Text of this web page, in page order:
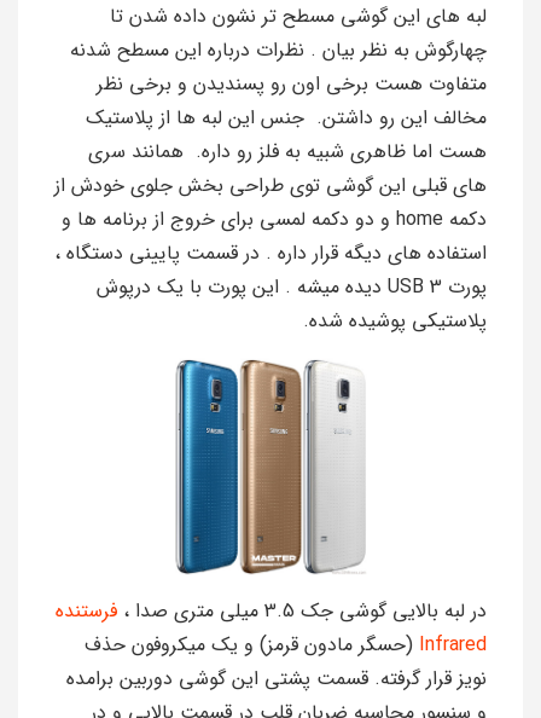
لبه های این گوشی مسطح تر نشون داده شدن تا
چهارگوش به نظر بیان . نظرات درباره این مسطح شدنه
متفاوت هست برخی اون رو پسندیدن و برخی نظر
مخالف این رو داشتن. جنس این لبه ها از پلاستیک
هست اما ظاهری شبیه به فلز رو داره. همانند سری
های قبلی این گوشی توی طراحی بخش جلوی خودش از
دکمه home و دو دکمه لمسی برای خروج از برنامه ها و
استفاده های دیگه قرار داره . در قسمت پایینی دستگاه ،
پورت USB 3 دیده میشه . این پورت با یک درپوش
پلاستیکی پوشیده شده.
در لبه بالایی گوشی جک 3.5 میلی متری صدا ،
فرستنده
Infrared (حسگر مادون قرمز) و یک میکروفون حذف
نویز قرار گرفته. قسمت پشتی این گوشی دوربین برامده